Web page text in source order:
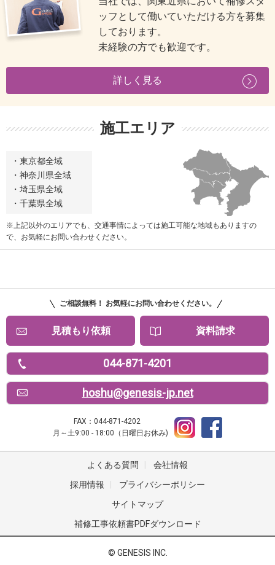
ッフとして働いていただける方を募集
しております。
未経験の方でも歓迎です。
詳しく見る
施工エリア
・東京都全域
・神奈川県全域
・埼玉県全域
・千葉県全域
※上記以外のエリアでも、交通事情によっては施工可能な地域もありますの
で、 お気軽にお問い合わせください。
ご相談無料！ お気軽にお問い合わせください。
見積もり依頼 資料請求
044-871-4201
hoshu@genesis-jp.net
FAX：044-871-4202
月～土9:00 - 18:00（日曜日お休み)
よくある質問
会社情報
採用情報
プライバシーポリシー
サイトマップ
補修工事依頼書PDFダウンロード
© GENESIS INC.